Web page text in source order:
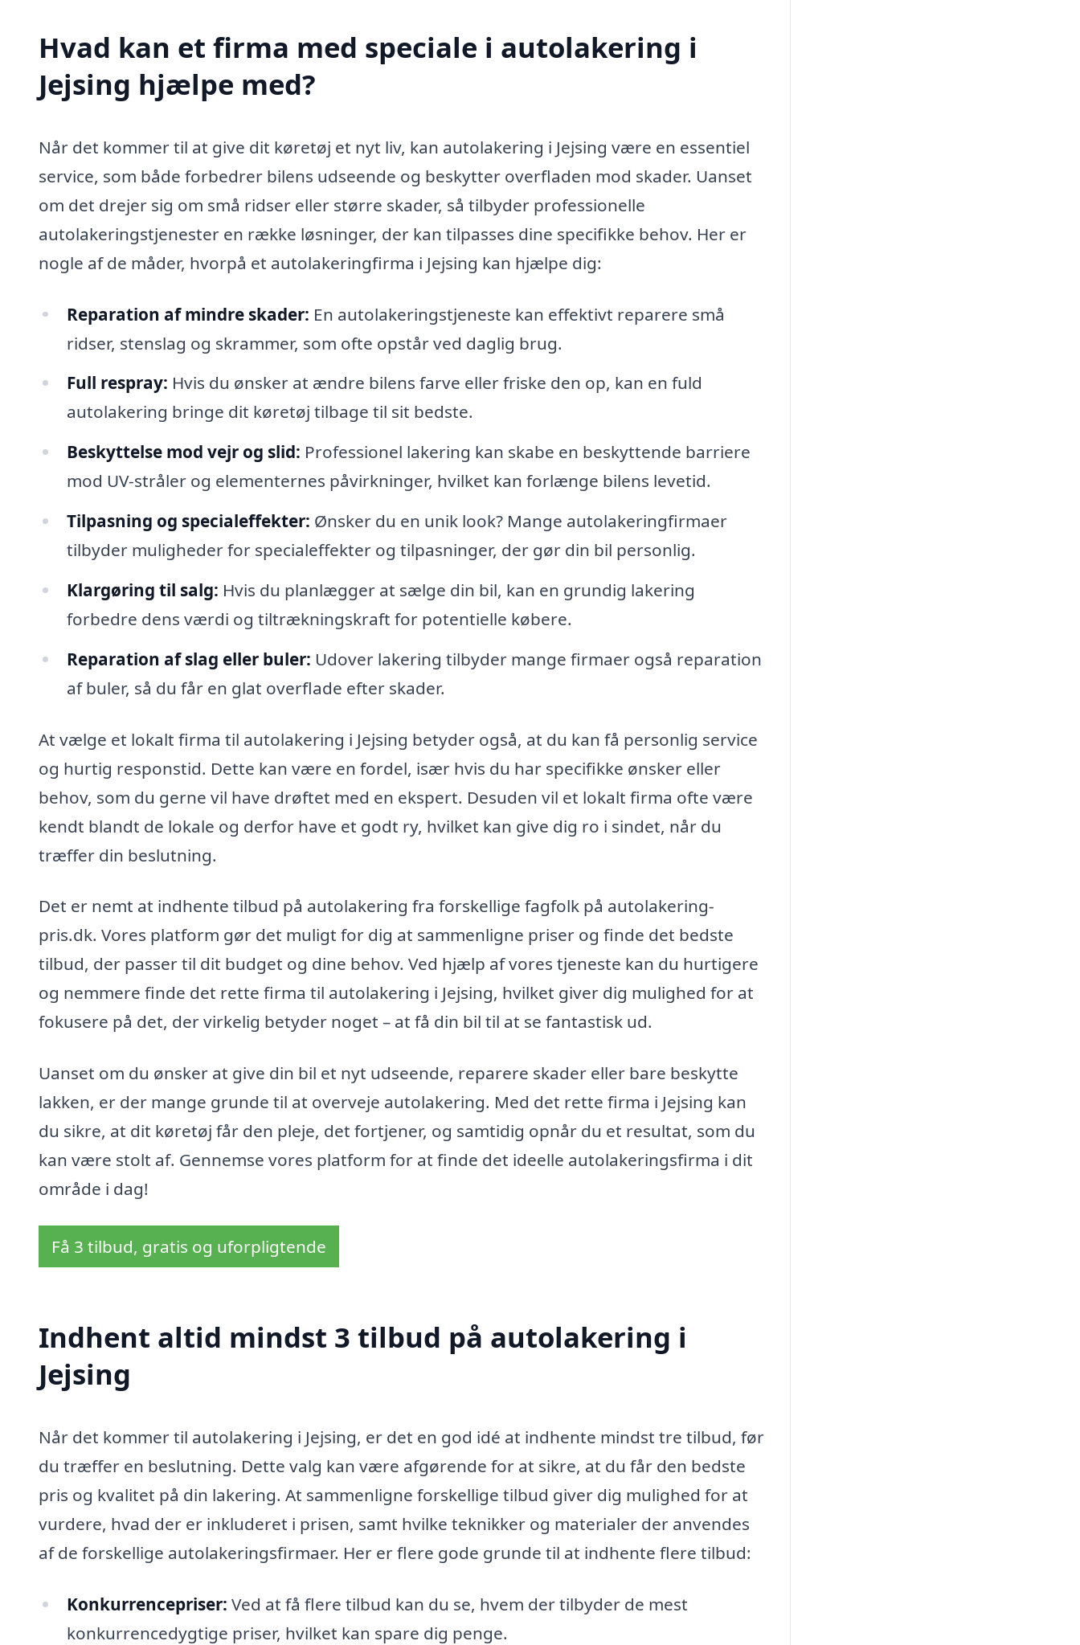
Hvad kan et firma med speciale i autolakering i
Jejsing hjælpe med?
Når det kommer til at give dit køretøj et nyt liv, kan autolakering i Jejsing være en essentiel
service, som både forbedrer bilens udseende og beskytter overfladen mod skader. Uanset
om det drejer sig om små ridser eller større skader, så tilbyder professionelle
autolakeringstjenester en række løsninger, der kan tilpasses dine specifikke behov. Her er
nogle af de måder, hvorpå et autolakeringfirma i Jejsing kan hjælpe dig:
Reparation af mindre skader: En autolakeringstjeneste kan effektivt reparere små
ridser, stenslag og skrammer, som ofte opstår ved daglig brug.
Full respray: Hvis du ønsker at ændre bilens farve eller friske den op, kan en fuld
autolakering bringe dit køretøj tilbage til sit bedste.
Beskyttelse mod vejr og slid: Professionel lakering kan skabe en beskyttende barriere
mod UV-stråler og elementernes påvirkninger, hvilket kan forlænge bilens levetid.
Tilpasning og specialeffekter: Ønsker du en unik look? Mange autolakeringfirmaer
tilbyder muligheder for specialeffekter og tilpasninger, der gør din bil personlig.
Klargøring til salg: Hvis du planlægger at sælge din bil, kan en grundig lakering
forbedre dens værdi og tiltrækningskraft for potentielle købere.
Reparation af slag eller buler: Udover lakering tilbyder mange firmaer også reparation
af buler, så du får en glat overflade efter skader.
At vælge et lokalt firma til autolakering i Jejsing betyder også, at du kan få personlig service
og hurtig responstid. Dette kan være en fordel, især hvis du har specifikke ønsker eller
behov, som du gerne vil have drøftet med en ekspert. Desuden vil et lokalt firma ofte være
kendt blandt de lokale og derfor have et godt ry, hvilket kan give dig ro i sindet, når du
træffer din beslutning.
Det er nemt at indhente tilbud på autolakering fra forskellige fagfolk på autolakering-
pris.dk. Vores platform gør det muligt for dig at sammenligne priser og finde det bedste
tilbud, der passer til dit budget og dine behov. Ved hjælp af vores tjeneste kan du hurtigere
og nemmere finde det rette firma til autolakering i Jejsing, hvilket giver dig mulighed for at
fokusere på det, der virkelig betyder noget – at få din bil til at se fantastisk ud.
Uanset om du ønsker at give din bil et nyt udseende, reparere skader eller bare beskytte
lakken, er der mange grunde til at overveje autolakering. Med det rette firma i Jejsing kan
du sikre, at dit køretøj får den pleje, det fortjener, og samtidig opnår du et resultat, som du
kan være stolt af. Gennemse vores platform for at finde det ideelle autolakeringsfirma i dit
område i dag!
Få 3 tilbud, gratis og uforpligtende
Indhent altid mindst 3 tilbud på autolakering i
Jejsing
Når det kommer til autolakering i Jejsing, er det en god idé at indhente mindst tre tilbud, før
du træffer en beslutning. Dette valg kan være afgørende for at sikre, at du får den bedste
pris og kvalitet på din lakering. At sammenligne forskellige tilbud giver dig mulighed for at
vurdere, hvad der er inkluderet i prisen, samt hvilke teknikker og materialer der anvendes
af de forskellige autolakeringsfirmaer. Her er flere gode grunde til at indhente flere tilbud:
Konkurrencepriser: Ved at få flere tilbud kan du se, hvem der tilbyder de mest
konkurrencedygtige priser, hvilket kan spare dig penge.